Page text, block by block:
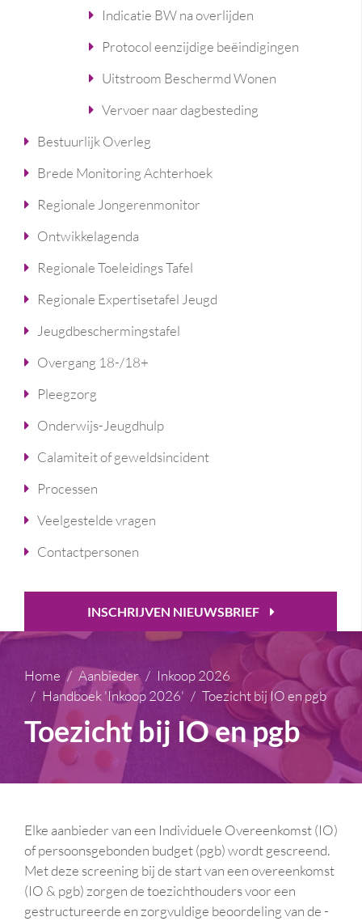
Indicatie BW na overlijden
Protocol eenzijdige beëindigingen
Uitstroom Beschermd Wonen
Vervoer naar dagbesteding
Bestuurlijk Overleg
Brede Monitoring Achterhoek
Regionale Jongerenmonitor
Ontwikkelagenda
Regionale Toeleidings Tafel
Regionale Expertisetafel Jeugd
Jeugdbeschermingstafel
Overgang 18-/18+
Pleegzorg
Onderwijs-Jeugdhulp
Calamiteit of geweldsincident
Processen
Veelgestelde vragen
Contactpersonen
INSCHRIJVEN NIEUWSBRIEF
Home Aanbieder
Inkoop 2026
Handboek 'Inkoop 2026'
Toezicht bij IO en pgb
Toezicht bij IO en pgb
Elke aanbieder van een Individuele Overeenkomst (IO)
of persoonsgebonden budget (pgb) wordt gescreend.
Met deze screening bij de start van een overeenkomst
(IO & pgb) zorgen de toezichthouders voor een
gestructureerde en zorgvuldige beoordeling van de -